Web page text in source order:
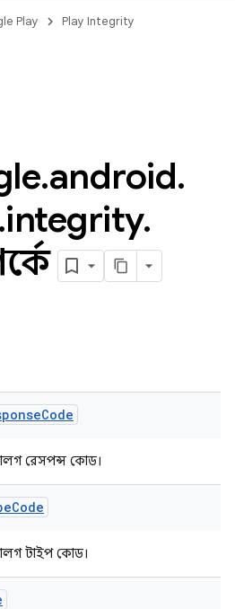
Play Play Integrity
.android.
.integrity.
Code
রেসপন্স কোড।
Code
টাইপ কোড।